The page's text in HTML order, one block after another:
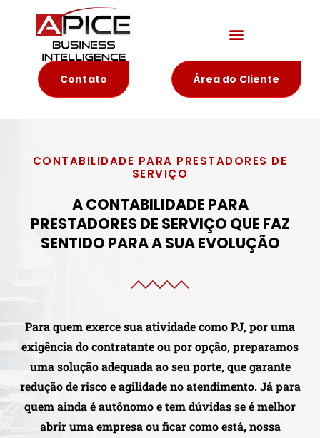
Contato Área do Cliente
CONTABILIDADE PARA PRESTADORES DE
SERVIÇO
A CONTABILIDADE PARA
PRESTADORES DE SERVIÇO QUE FAZ
SENTIDO PARA A SUA EVOLUÇÃO
Para quem exerce sua atividade como PJ, por uma
exigência do contratante ou por opção, preparamos
uma solução adequada ao seu porte, que garante
redução de risco e agilidade no atendimento. Já para
quem ainda é autônomo e tem dúvidas se é melhor
abrir uma empresa ou ficar como está, nossa